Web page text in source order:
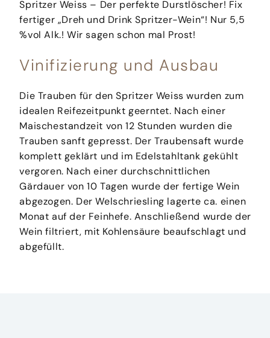
Spritzer Weiss – Der perfekte Durstlöscher! Fix
fertiger „Dreh und Drink Spritzer-Wein“! Nur 5,5
%vol Alk.! Wir sagen schon mal Prost!
Vinifizierung und Ausbau
Die Trauben für den Spritzer Weiss wurden zum
idealen Reifezeitpunkt geerntet. Nach einer
Maischestandzeit von 12 Stunden wurden die
Trauben sanft gepresst. Der Traubensaft wurde
komplett geklärt und im Edelstahltank gekühlt
vergoren. Nach einer durchschnittlichen
Gärdauer von 10 Tagen wurde der fertige Wein
abgezogen. Der Welschriesling lagerte ca. einen
Monat auf der Feinhefe. Anschließend wurde der
Wein filtriert, mit Kohlensäure beaufschlagt und
abgefüllt.